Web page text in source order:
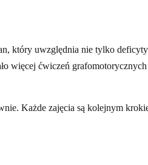
który uwzględnia nie tylko
więcej ćwiczeń
Każde zajęcia są kolejnym